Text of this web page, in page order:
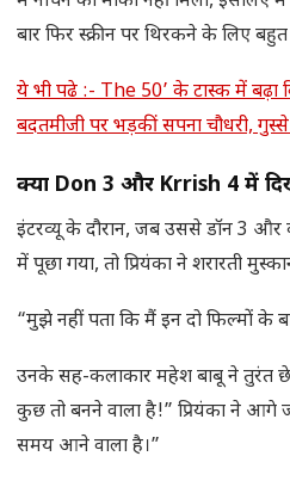
बार फिर स्क्रीन पर थिरकने के लिए बहुत
ये भी पढे :- The 50’ के टास्क में बढ़ा
बदतमीजी पर भड़कीं सपना चौधरी,
क्या Don 3 और Krrish 4 में
इंटरव्यू के दौरान, जब उससे डॉन 3
में पूछा गया, तो प्रियंका ने शरारती
“मुझे नहीं पता कि मैं इन दो फिल्मों के
उनके सह-कलाकार महेश बाबू ने तुरंत
कुछ तो बनने वाला है!” प्रियंका ने आगे
समय आने वाला है।”